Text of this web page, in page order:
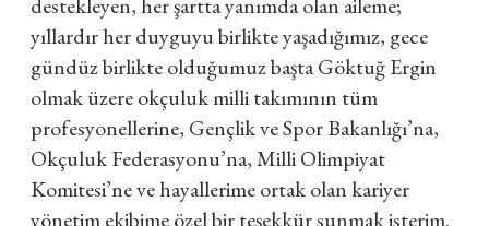
yıllardır her duyguyu birlikte yaşadığımız, gece
gündüz birlikte olduğumuz başta Göktuğ Ergin
olmak üzere okçuluk milli takımının tüm
profesyonellerine, Gençlik ve Spor Bakanlığı’na,
Okçuluk Federasyonu’na, Milli Olimpiyat
Komitesi’ne ve hayallerime ortak olan kariyer
yönetim ekibime özel bir teşekkür sunmak isterim.